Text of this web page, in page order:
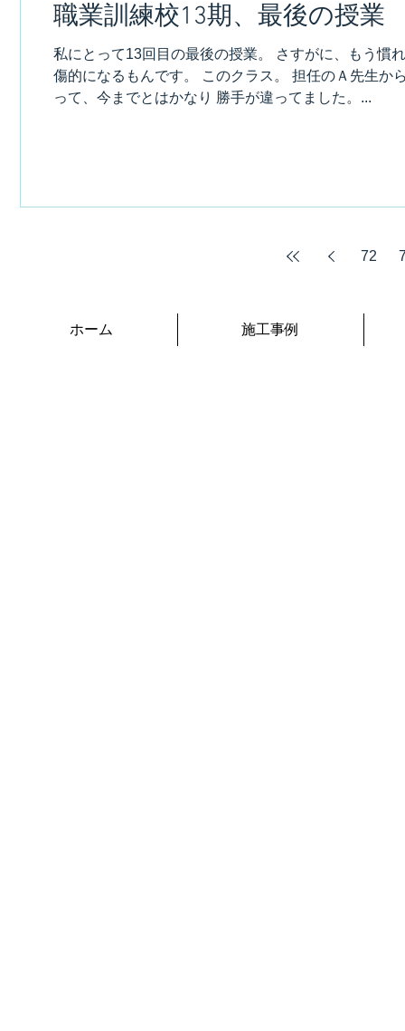
職業訓練校13期、最後の授業
私にとって13回目の最後の授業。 さすがに、もう慣
傷的になるもんです。 このクラス。 担任のＡ先生か
って、今までとはかなり 勝手が違ってました。...
72
ホーム 施工事例